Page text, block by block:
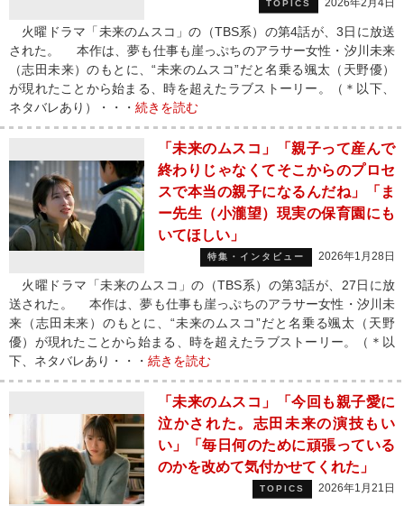
TOPICS 2026年2月4日
火曜ドラマ「未来のムスコ」の（TBS系）の第4話が、3日に放送
された。 本作は、夢も仕事も崖っぷちのアラサー女性・汐川未来
（志田未来）のもとに、“未来のムスコ”だと名乗る颯太（天野優）
が現れたことから始まる、時を超えたラブストーリー。（＊以下、
ネタバレあり）・・・ 続きを読む
「未来のムスコ」「親子って産んで
終わりじゃなくてそこからのプロセ
スで本当の親子になるんだね」「ま
ー先生（小瀧望）現実の保育園にも
いてほしい」
特集・インタビュー 2026年1月28日
火曜ドラマ「未来のムスコ」の（TBS系）の第3話が、27日に放
送された。 本作は、夢も仕事も崖っぷちのアラサー女性・汐川未
来（志田未来）のもとに、“未来のムスコ”だと名乗る颯太（天野
優）が現れたことから始まる、時を超えたラブストーリー。（＊以
下、ネタバレあり・・・ 続きを読む
「未来のムスコ」「今回も親子愛に
泣かされた。志田未来の演技もい
い」「毎日何のために頑張っている
のかを改めて気付かせてくれた」
TOPICS 2026年1月21日